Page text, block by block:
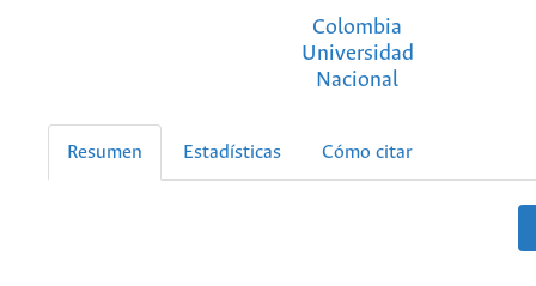
Colombia
Universidad
Nacional
Resumen Estadísticas Cómo citar